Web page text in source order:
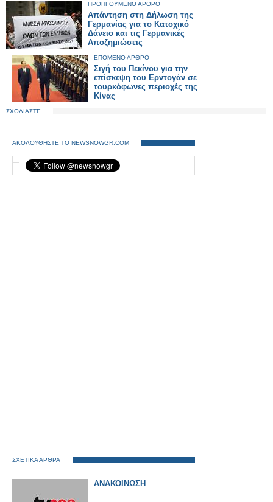
ΠΡΟΗΓΟΥΜΕΝΟ ΑΡΘΡΟ
Απάντηση στη Δήλωση της
Γερμανίας για το Κατοχικό
Δάνειο και τις Γερμανικές
Αποζημιώσεις
ΕΠΟΜΕΝΟ ΑΡΘΡΟ
Σιγή του Πεκίνου για την
επίσκεψη του Ερντογάν σε
τουρκόφωνες περιοχές της
Κίνας
ΣΧΟΛΙΑΣΤΕ
ΑΚΟΛΟΥΘΗΣΤΕ ΤΟ NEWSNOWGR.COM
ΣΧΕΤΙΚΑ ΑΡΘΡΑ
ΑΝΑΚΟΙΝΩΣΗ